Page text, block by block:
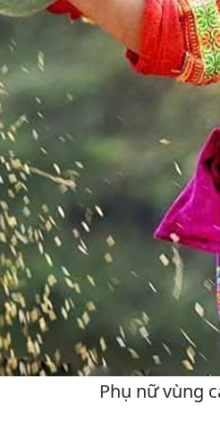
Phụ nữ vùng